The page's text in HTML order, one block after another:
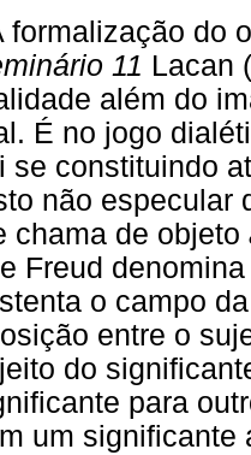
formalização do
11 Lacan
além do
É no jogo
se constituindo
não especular
chama de objeto
Freud
o campo
entre o
do
para
um significante